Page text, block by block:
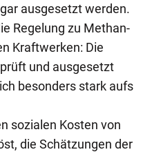
ausgesetzt werden.
Regelung zu Methan-
Kraftwerken: Die
und ausgesetzt
besonders stark aufs
sozialen Kosten von
die Schätzungen der